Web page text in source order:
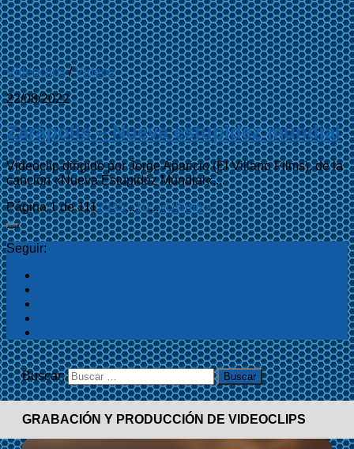
Videoclips/Videos
22/08/2022
Zarápolis – Nueva estupidez mundial
Videoclip dirigido por Jorge Aparicio (El Villano Films), de la
canción «Nueva Estupidez Mundial«,...
Página 1 de 1112345...10...»Último »
Seguir:
Buscar:
GRABACIÓN Y PRODUCCIÓN DE VIDEOCLIPS